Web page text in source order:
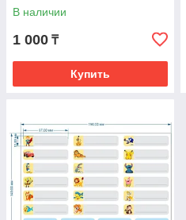
В наличии
1 000 ₸
Купить